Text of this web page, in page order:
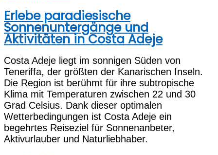
Erlebe paradiesische
Sonnenuntergänge und
Aktivitäten in Costa Adeje
Costa Adeje liegt im sonnigen Süden von
Teneriffa, der größten der Kanarischen Inseln.
Die Region ist berühmt für ihre subtropische
Klima mit Temperaturen zwischen 22 und 30
Grad Celsius. Dank dieser optimalen
Wetterbedingungen ist Costa Adeje ein
begehrtes Reiseziel für Sonnenanbeter,
Aktivurlauber und Naturliebhaber.